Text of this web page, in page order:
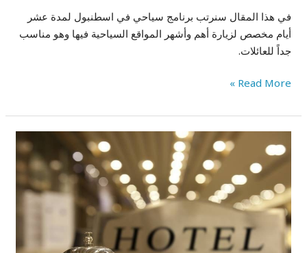
في هذا المقال سنرتب برنامج سياحي في اسطنبول لمدة عشر
أيام مخصص لزيارة أهم وأشهر المواقع السياحية فيها وهو مناسب
جداً للعائلات.
Read More »
فنادق
اسطنبول: